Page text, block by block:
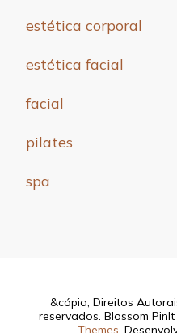
estética corporal
estética facial
facial
pilates
spa
&cópia; Direitos
reservados. Blossom
Themes .